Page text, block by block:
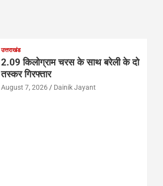
उत्तराखंड
2.09 किलोग्राम चरस के साथ बरेली के दो
तस्कर गिरफ्तार
August 7, 2026 Dainik Jayant